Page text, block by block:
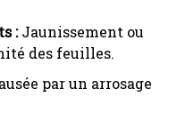
:Jaunissement ou
des feuilles.
par un arrosage